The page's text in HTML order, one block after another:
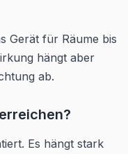
Gerät für Räume bis
hängt aber
ab.
Es hängt stark